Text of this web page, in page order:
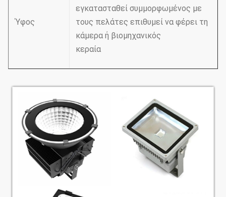
Ύφος
εγκατασταθεί συμμορφωμένος με
τους πελάτες επιθυμεί να φέρει τη
κάμερα ή βιομηχανικός
κεραία